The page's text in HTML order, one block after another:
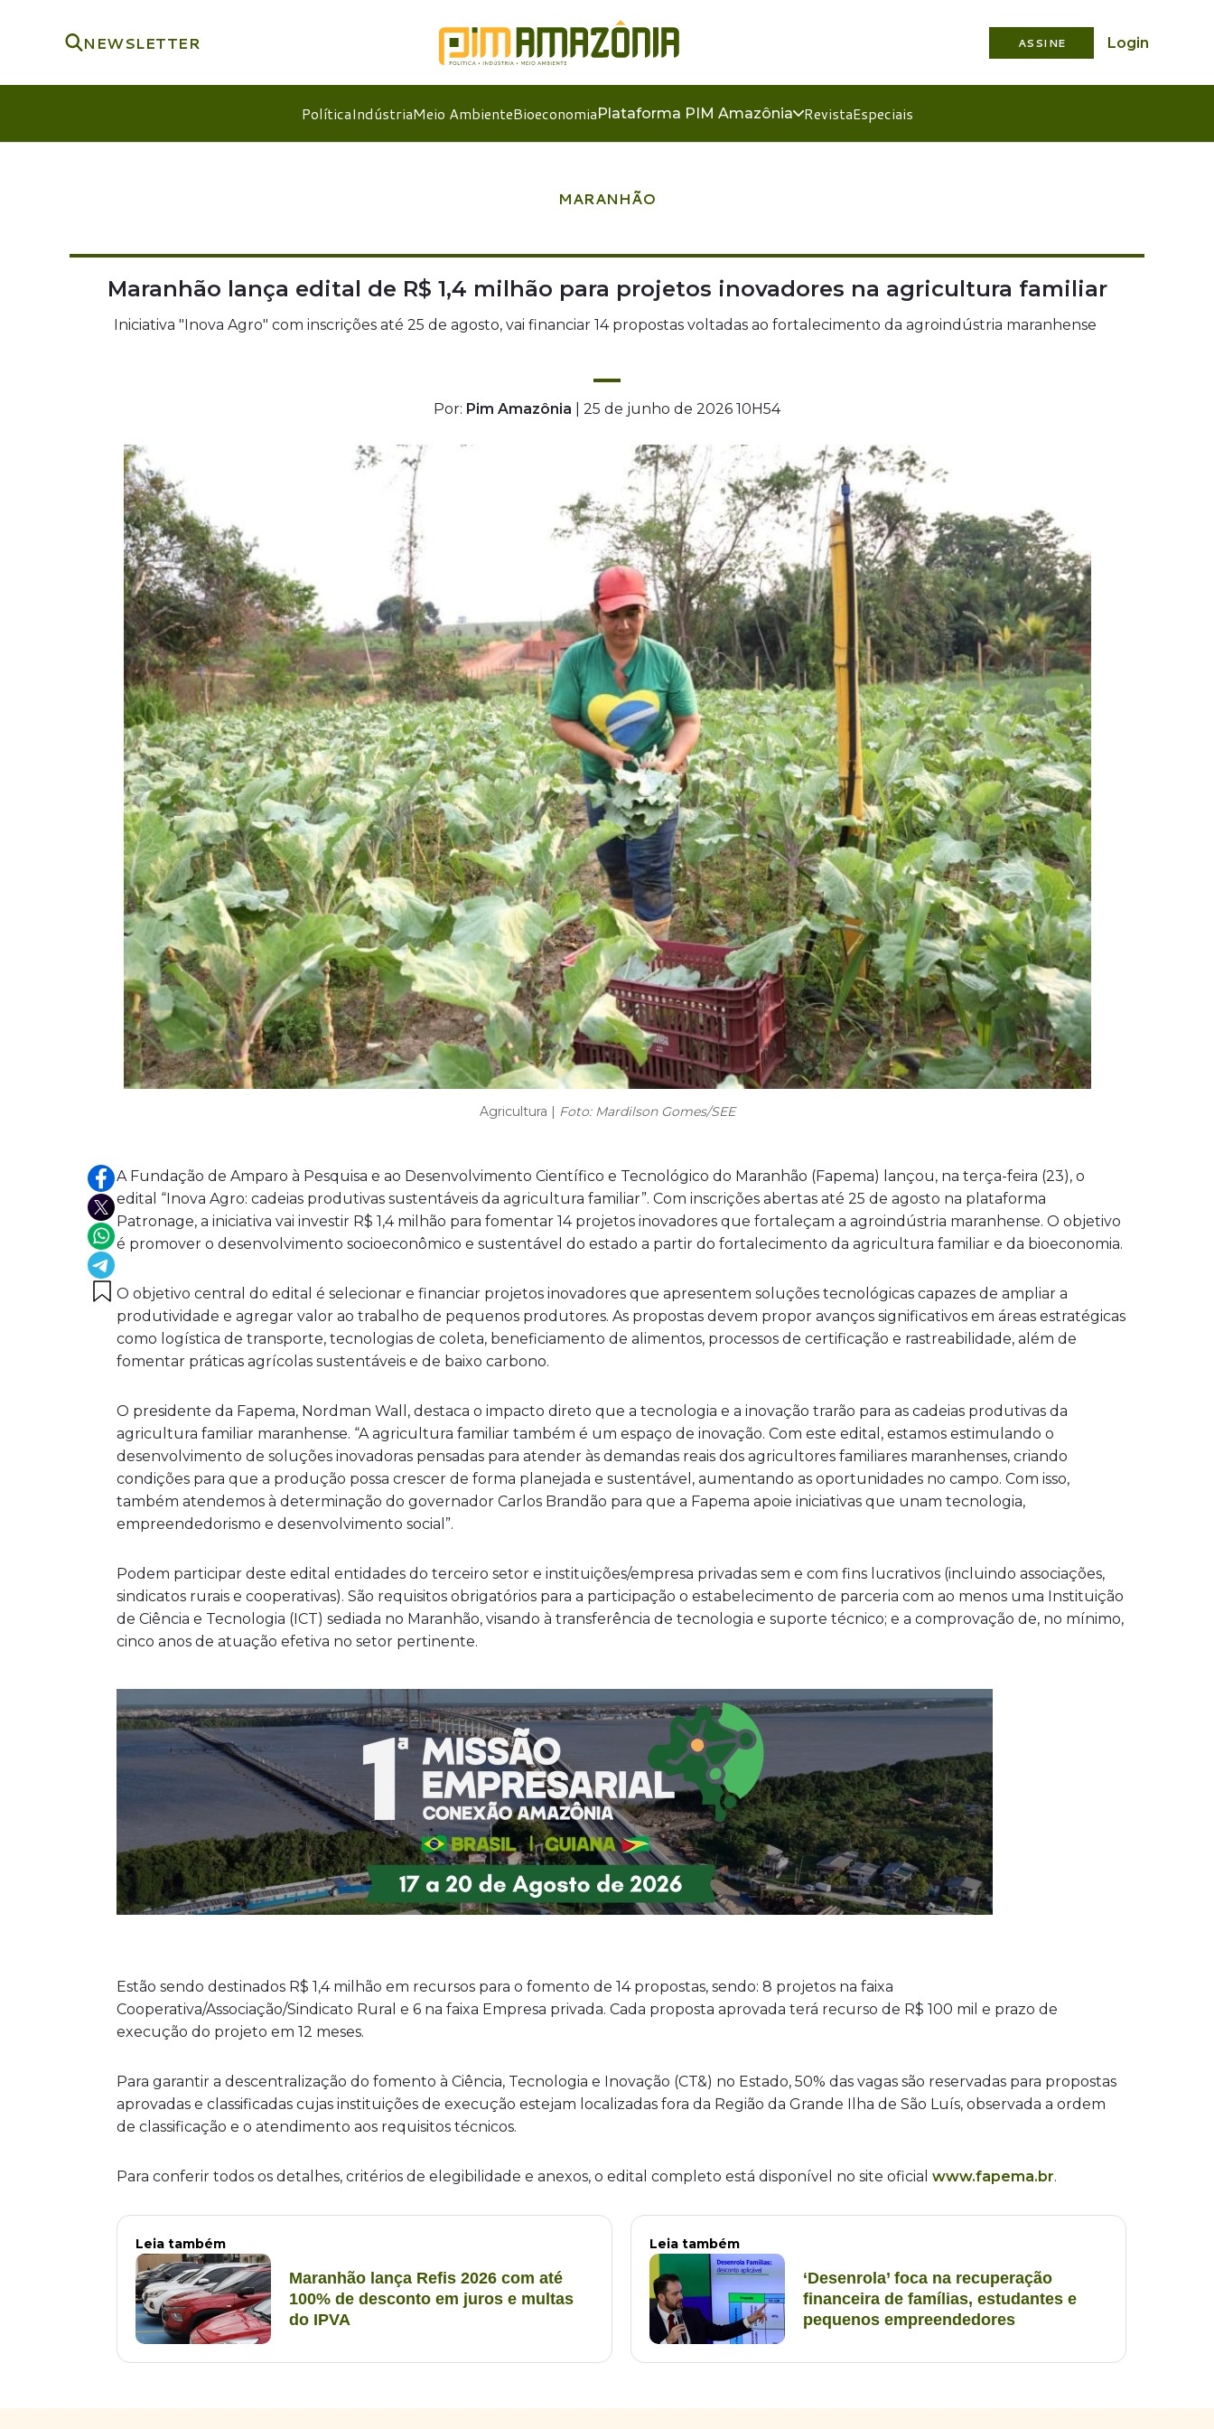
NEWSLETTER ASSINE Login
PolíticaIndústriaMeio AmbienteBioeconomiaPlataforma PIM Amazônia RevistaEspeciais
MARANHÃO
Maranhão lança edital de R$ 1,4 milhão para projetos inovadores na agricultura familiar
Iniciativa "Inova Agro" com inscrições até 25 de agosto, vai financiar 14 propostas voltadas ao fortalecimento da agroindústria maranhense
Por: Pim Amazônia | 25 de junho de 2026 10H54
Agricultura | Foto: Mardilson Gomes/SEE
A Fundação de Amparo à Pesquisa e ao Desenvolvimento Científico e Tecnológico do Maranhão (Fapema) lançou, na terça-feira (23), o
edital “Inova Agro: cadeias produtivas sustentáveis da agricultura familiar”. Com inscrições abertas até 25 de agosto na plataforma
Patronage, a iniciativa vai investir R$ 1,4 milhão para fomentar 14 projetos inovadores que fortaleçam a agroindústria maranhense. O objetivo
é promover o desenvolvimento socioeconômico e sustentável do estado a partir do fortalecimento da agricultura familiar e da bioeconomia.
O objetivo central do edital é selecionar e financiar projetos inovadores que apresentem soluções tecnológicas capazes de ampliar a
produtividade e agregar valor ao trabalho de pequenos produtores. As propostas devem propor avanços significativos em áreas estratégicas
como logística de transporte, tecnologias de coleta, beneficiamento de alimentos, processos de certificação e rastreabilidade, além de
fomentar práticas agrícolas sustentáveis e de baixo carbono.
O presidente da Fapema, Nordman Wall, destaca o impacto direto que a tecnologia e a inovação trarão para as cadeias produtivas da
agricultura familiar maranhense. “A agricultura familiar também é um espaço de inovação. Com este edital, estamos estimulando o
desenvolvimento de soluções inovadoras pensadas para atender às demandas reais dos agricultores familiares maranhenses, criando
condições para que a produção possa crescer de forma planejada e sustentável, aumentando as oportunidades no campo. Com isso,
também atendemos à determinação do governador Carlos Brandão para que a Fapema apoie iniciativas que unam tecnologia,
empreendedorismo e desenvolvimento social”.
Podem participar deste edital entidades do terceiro setor e instituições/empresa privadas sem e com fins lucrativos (incluindo associações,
sindicatos rurais e cooperativas). São requisitos obrigatórios para a participação o estabelecimento de parceria com ao menos uma Instituição
de Ciência e Tecnologia (ICT) sediada no Maranhão, visando à transferência de tecnologia e suporte técnico; e a comprovação de, no mínimo,
cinco anos de atuação efetiva no setor pertinente.
Estão sendo destinados R$ 1,4 milhão em recursos para o fomento de 14 propostas, sendo: 8 projetos na faixa
Cooperativa/Associação/Sindicato Rural e 6 na faixa Empresa privada. Cada proposta aprovada terá recurso de R$ 100 mil e prazo de
execução do projeto em 12 meses.
Para garantir a descentralização do fomento à Ciência, Tecnologia e Inovação (CT&) no Estado, 50% das vagas são reservadas para propostas
aprovadas e classificadas cujas instituições de execução estejam localizadas fora da Região da Grande Ilha de São Luís, observada a ordem
de classificação e o atendimento aos requisitos técnicos.
Para conferir todos os detalhes, critérios de elegibilidade e anexos, o edital completo está disponível no site oficial www.fapema.br.
Leia também
Maranhão lança Refis 2026 com até
100% de desconto em juros e multas
do IPVA
Leia também
‘Desenrola’ foca na recuperação
financeira de famílias, estudantes e
pequenos empreendedores